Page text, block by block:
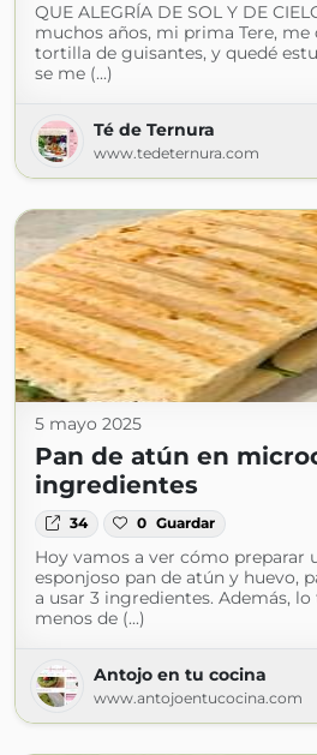
QUE ALEGRÍA DE SOL Y DE
muchos años, mi prima Tere, me
tortilla de guisantes, y quedé
se me (...)
Té de Ternura
www.tedeternura.com
5 mayo 2025
Pan de atún en
ingredientes
34 0 Guardar
Hoy vamos a ver cómo preparar
esponjoso pan de atún y huevo,
a usar 3 ingredientes. Además,
menos de (...)
Antojo en tu cocina
www.antojoentucocina.com